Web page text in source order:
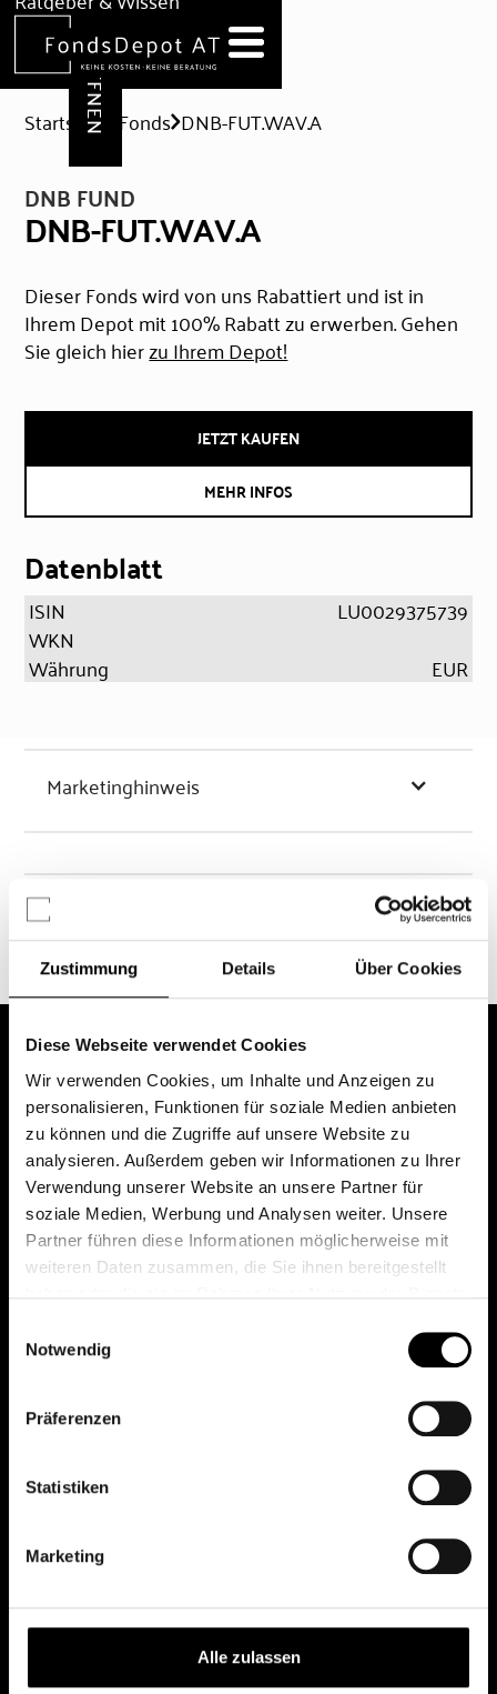
Zustimmung Details Über Cookies
Diese Webseite verwendet Cookies
Wir verwenden Cookies, um Inhalte und Anzeigen zu
personalisieren, Funktionen für soziale Medien anbieten
zu können und die Zugriffe auf unsere Website zu
analysieren. Außerdem geben wir Informationen zu Ihrer
Verwendung unserer Website an unsere Partner für
soziale Medien, Werbung und Analysen weiter. Unsere
Partner führen diese Informationen möglicherweise mit
weiteren Daten zusammen, die Sie ihnen bereitgestellt
Notwendig
Präferenzen
Statistiken
Marketing
Alle zulassen
Hilfe & Formulare
DEPOT ERÖFFNEN
Startseite Fonds DNB-FUT.WAV.A
DNB FUND
DNB-FUT.WAV.A
Dieser Fonds wird von uns Rabattiert und ist in
Ihrem Depot mit 100% Rabatt zu erwerben. Gehen
Sie gleich hierzu Ihrem Depot!
JETZT KAUFEN
MEHR INFOS
Datenblatt
ISIN
LU0029375739
WKN
Währung
EUR
Marketinghinweis
Chancen & Risiken
Das erste Depot in Österreich mit 0€ Kontoführung,
0€ Ausgabeaufschlag und 0€ Depotgebühren bei
knapp 2000 Fonds und 0€ Orderspesen.
All rights reserved.
Depot eröffnen
Depot übertragen
Konditionen